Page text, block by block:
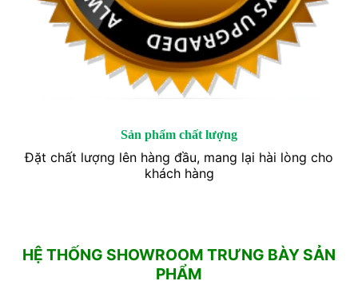
Sản phẩm chất lượng
Đặt chất lượng lên hàng đầu, mang lại hài lòng cho
khách hàng
HỆ THỐNG SHOWROOM TRƯNG BÀY SẢN
PHẨM